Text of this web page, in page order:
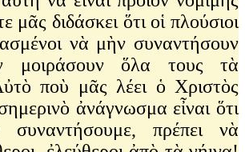
μᾶς διδάσκει ὅτι οἱ πλούσιοι
νὰ μὴν συναντήσουν
μοιράσουν ὅλα τους τὰ
ποὺ μᾶς λέει ὁ Χριστὸς
ἀνάγνωσμα εἶναι ὅτι
πρέπει νὰ